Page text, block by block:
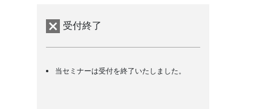
受付終了
当セミナーは受付を終了いたしました。